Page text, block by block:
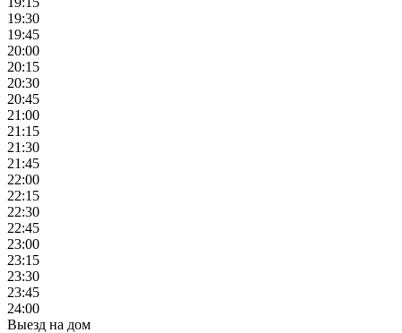
19:30
19:45
20:00
20:15
20:30
20:45
21:00
21:15
21:30
21:45
22:00
22:15
22:30
22:45
23:00
23:15
23:30
23:45
24:00
Выезд на дом